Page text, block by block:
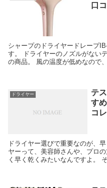
口
シャープのドライヤードレープ
す。 ドライヤーのノズルがない
の商品。 風の温度が低めなので
ドライヤー
テ
す
コレ
ドライヤー選びで重要なのが、
ヤーって、美容師さんや、プロ
く早く乾くみたいなんですよ。